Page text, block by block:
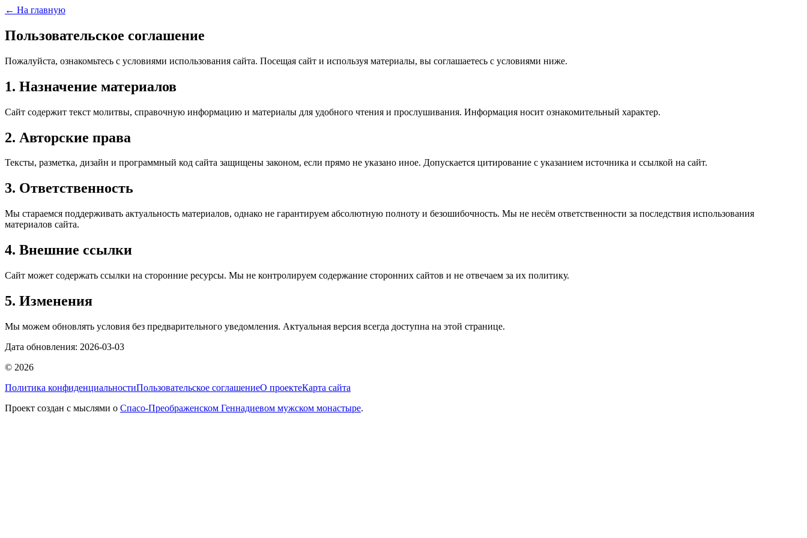
← На главную
Пользовательское соглашение
Пожалуйста, ознакомьтесь с условиями использования сайта. Посещая сайт и используя материалы, вы соглашаетесь с условиями ниже.
1. Назначение материалов
Сайт содержит текст молитвы, справочную информацию и материалы для удобного чтения и прослушивания. Информация носит ознакомительный характер.
2. Авторские права
Тексты, разметка, дизайн и программный код сайта защищены законом, если прямо не указано иное. Допускается цитирование с указанием источника и ссылкой на сайт.
3. Ответственность
Мы стараемся поддерживать актуальность материалов, однако не гарантируем абсолютную полноту и безошибочность. Мы не несём ответственности за последствия использования
материалов сайта.
4. Внешние ссылки
Сайт может содержать ссылки на сторонние ресурсы. Мы не контролируем содержание сторонних сайтов и не отвечаем за их политику.
5. Изменения
Мы можем обновлять условия без предварительного уведомления. Актуальная версия всегда доступна на этой странице.
Дата обновления: 2026-03-03
© 2026
Политика конфиденциальностиПользовательское соглашениеО проектеКарта сайта
Проект создан с мыслями о Спасо-Преображенском Геннадиевом мужском монастыре.